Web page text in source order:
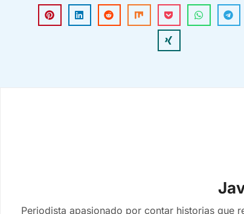
Periodista apasionado por contar historias que